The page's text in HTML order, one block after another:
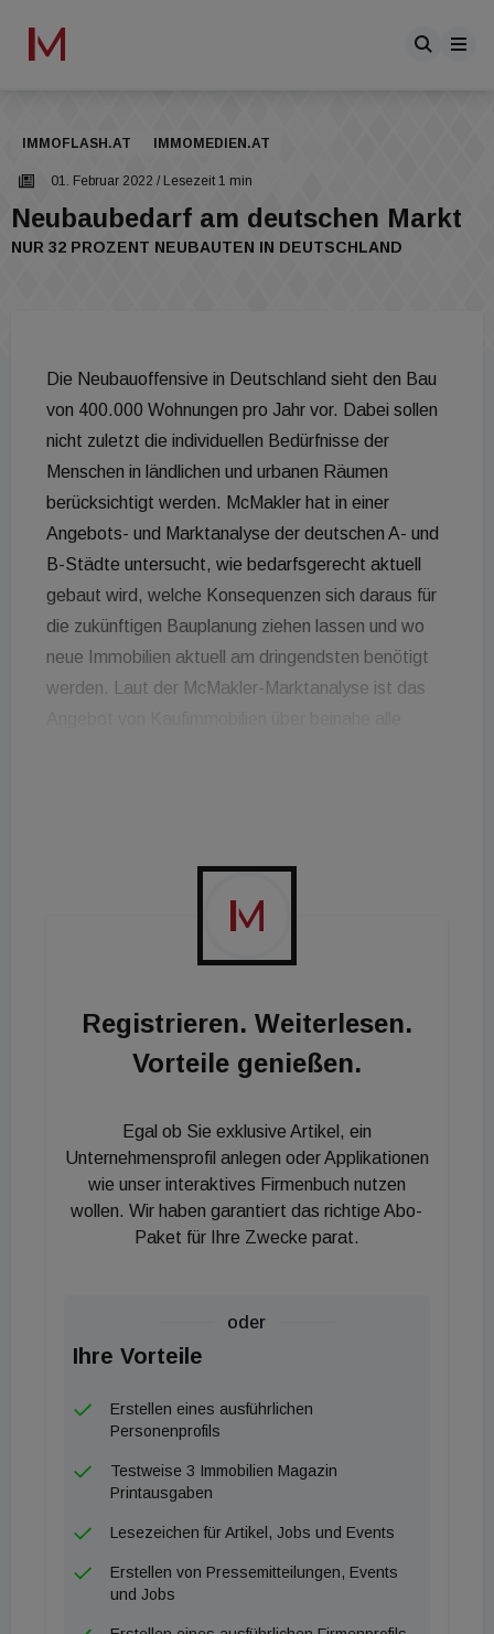
IMMOFLASH.AT IMMOMEDIEN.AT
01. Februar 2022 / Lesezeit 1 min
Neubaubedarf am deutschen Markt
NUR 32 PROZENT NEUBAUTEN IN DEUTSCHLAND
Die Neubauoffensive in Deutschland sieht den Bau
von 400.000 Wohnungen pro Jahr vor. Dabei sollen
nicht zuletzt die individuellen Bedürfnisse der
Menschen in ländlichen und urbanen Räumen
berücksichtigt werden. McMakler hat in einer
Angebots- und Marktanalyse der deutschen A- und
B-Städte untersucht, wie bedarfsgerecht aktuell
gebaut wird, welche Konsequenzen sich daraus für
die zukünftigen Bauplanung ziehen lassen und wo
neue Immobilien aktuell am dringendsten benötigt
werden. Laut der McMakler-Marktanalyse ist das
waren es im Jahr 2020 schon 14 Prozent weniger
Angebote als noch im Jahr zuvor. Seit 2021 ist der
Rückgang nicht so stark ausgefallen. Die
untersuchten Städte verzeichneten in diesem Jahr
Immobilienangebot im Vergleich zum Vorjahr. Eine
Auswertung der Suchen nach Kaufimmobilien
Immobilienerwerb beinahe flächendeckend steigt.
Die Bauvorhaben konnten den gewachsenen
Bedarf am Markt bislang nicht abdecken. "Das
Vorhaben von SPD, Grünen und FDP, rund 400.000
Wohnungen pro Jahr zu bauen, setzt an der
Registrieren. Weiterlesen.
Vorteile genießen.
Egal ob Sie exklusive Artikel, ein
Unternehmensprofil anlegen oder Applikationen
wie unser interaktives Firmenbuch nutzen
wollen. Wir haben garantiert das richtige Abo-
Paket für Ihre Zwecke parat.
oder
Ihre Vorteile
Erstellen eines ausführlichen
Personenprofils
Testweise 3 Immobilien Magazin
Printausgaben
Lesezeichen für Artikel, Jobs und Events
Erstellen von Pressemitteilungen, Events
und Jobs